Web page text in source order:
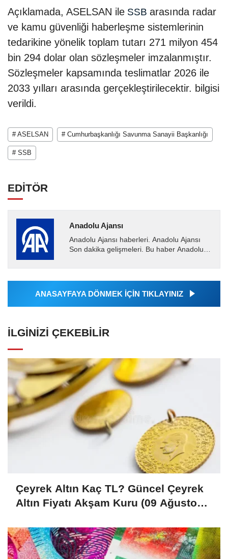
Açıklamada, ASELSAN ile SSB arasında radar
ve kamu güvenliği haberleşme sistemlerinin
tedarikine yönelik toplam tutarı 271 milyon 454
bin 294 dolar olan sözleşmeler imzalanmıştır.
Sözleşmeler kapsamında teslimatlar 2026 ile
2033 yılları arasında gerçekleştirilecektir. bilgisi
verildi.
# ASELSAN # Cumhurbaşkanlığı Savunma Sanayii Başkanlığı
# SSB
EDİTÖR
Anadolu Ajansı
Anadolu Ajansı haberleri. Anadolu Ajansı
Son dakika gelişmeleri. Bu haber Anadolu
Ajansı tarafından...
ANASAYFAYA DÖNMEK İÇİN TIKLAYINIZ
İLGINIZI ÇEKEBILIR
Çeyrek Altın Kaç TL? Güncel Çeyrek
Altın Fiyatı Akşam Kuru (09 Ağustos